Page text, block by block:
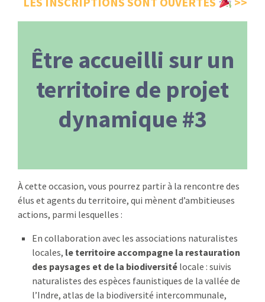
Être accueilli sur un
territoire de projet
dynamique #3
À cette occasion, vous pourrez partir à la rencontre des
élus et agents du territoire, qui mènent d’ambitieuses
actions, parmi lesquelles :
En collaboration avec les associations naturalistes
locales, le territoire accompagne la restauration
des paysages et de la biodiversité locale : suivis
naturalistes des espèces faunistiques de la vallée de
l’Indre, atlas de la biodiversité intercommunale,